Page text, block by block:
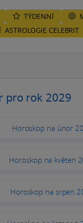
TÝDENNÍ
ASTROLOGIE CELEBRIT
pro rok 2029
Horoskop na únor
Horoskop na květen
Horoskop na srpen